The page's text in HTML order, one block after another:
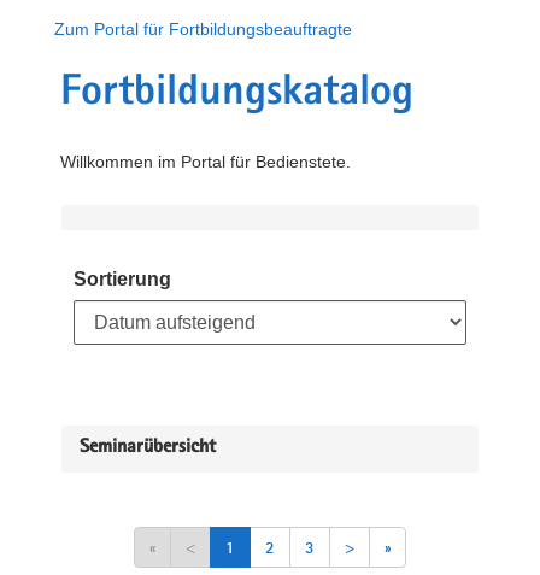
Zum Portal für Fortbildungsbeauftragte
Fortbildungskatalog
Willkommen im Portal für Bedienstete.
Sortierung
Seminarübersicht
« < 1 2 3 > »